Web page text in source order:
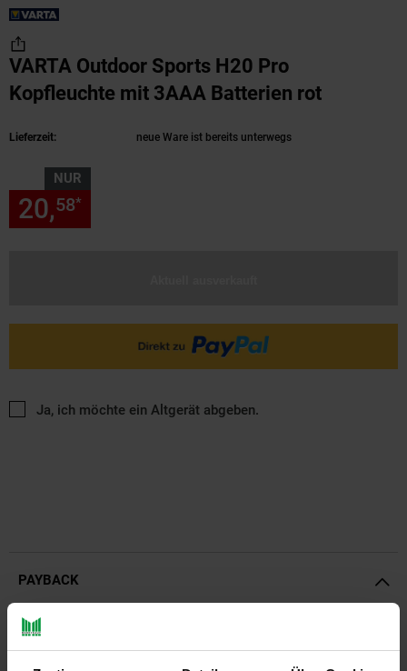
VARTA Outdoor Sports H20 Pro
Kopfleuchte mit 3AAA Batterien rot
Lieferzeit: neue Ware ist bereits unterwegs
NUR
20,58*
Ja, ich möchte ein Altgerät abgeben.
PAYBACK
Payback Punkte